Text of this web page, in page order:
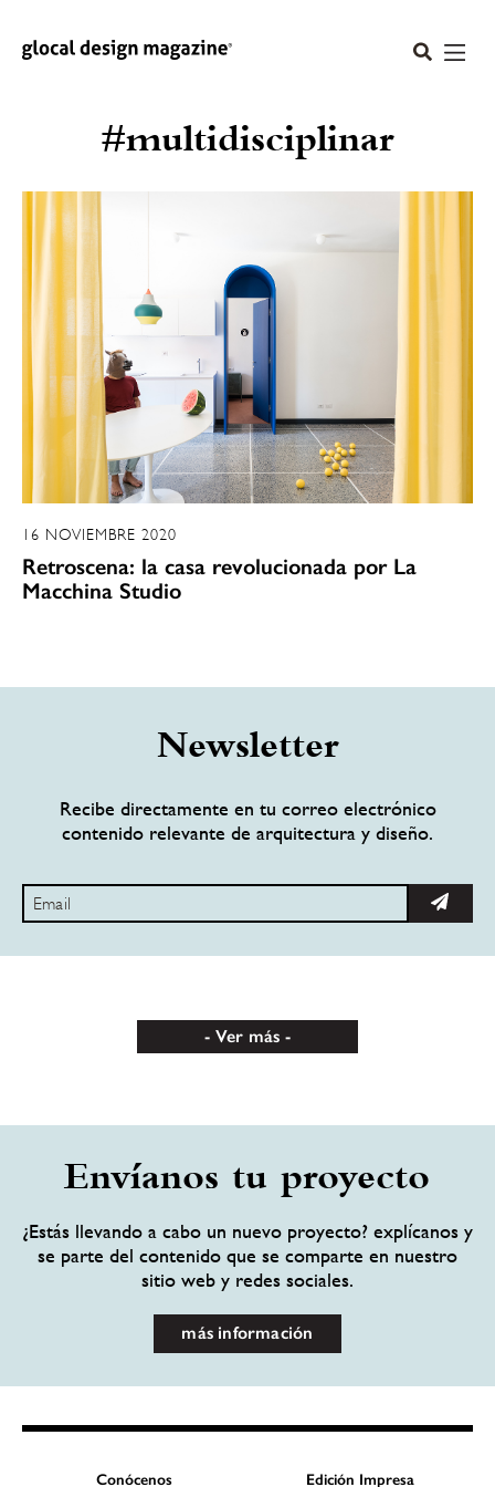
#multidisciplinar
16 NOVIEMBRE 2020
Retroscena: la casa revolucionada por La
Macchina Studio
Newsletter
Recibe directamente en tu correo electrónico
contenido relevante de arquitectura y diseño.
Ver más
Envíanos tu proyecto
¿Estás llevando a cabo un nuevo proyecto? explícanos y
se parte del contenido que se comparte en nuestro
sitio web y redes sociales.
más información
Conócenos Edición Impresa